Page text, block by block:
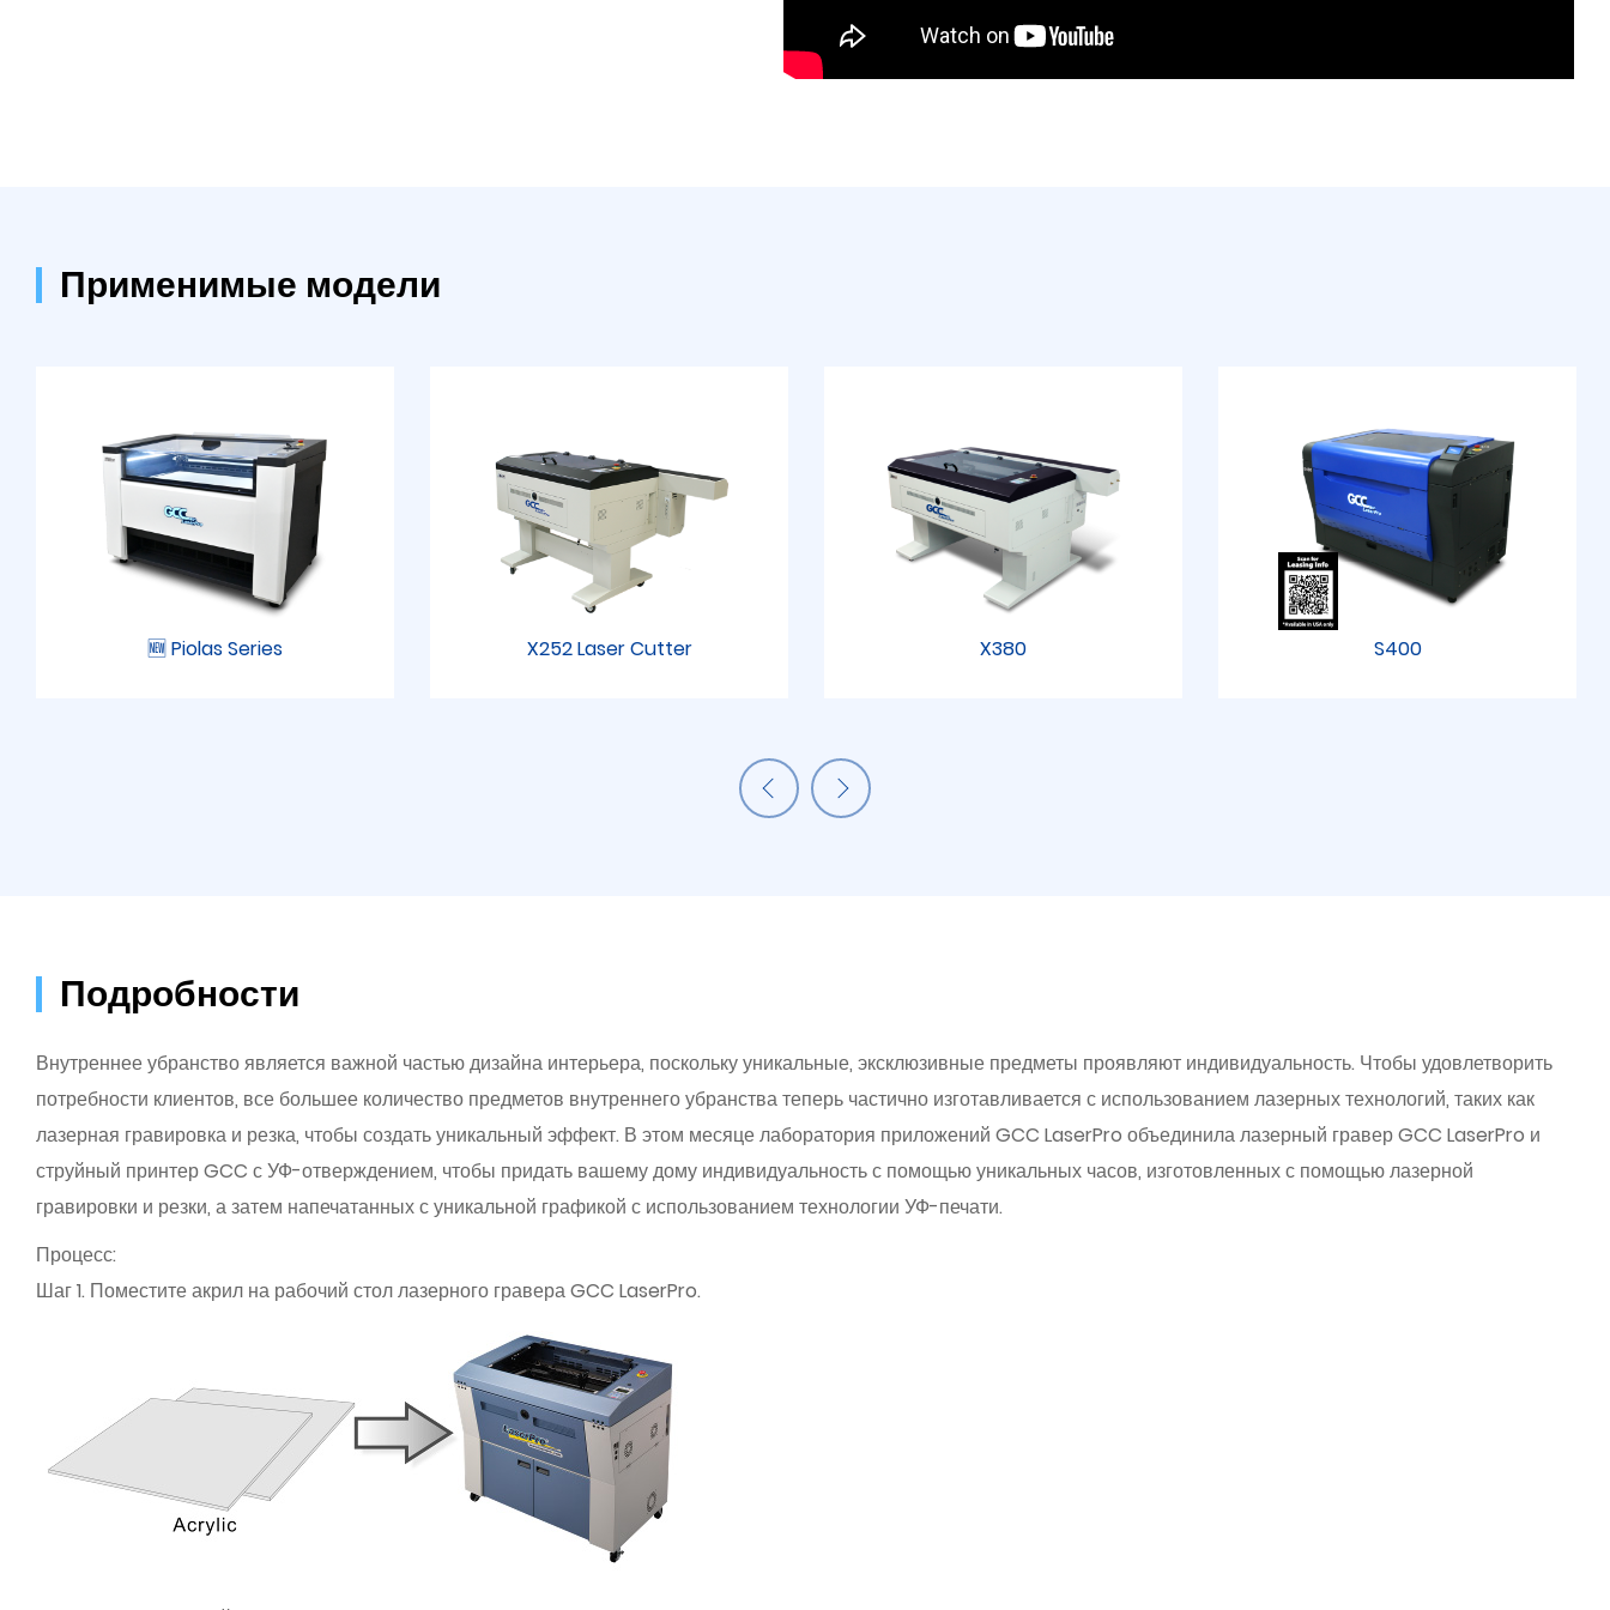
Применимые модели
🆕 Piolas Series X252 Laser Cutter X380 S400
Подробности
Внутреннее убранство является важной частью дизайна интерьера, поскольку уникальные, эксклюзивные предметы проявляют индивидуальность. Чтобы удовлетворить
потребности клиентов, все большее количество предметов внутреннего убранства теперь частично изготавливается с использованием лазерных технологий, таких как
лазерная гравировка и резка, чтобы создать уникальный эффект. В этом месяце лаборатория приложений GCC LaserPro объединила лазерный гравер GCC LaserPro и
струйный принтер GCC с УФ-отверждением, чтобы придать вашему дому индивидуальность с помощью уникальных часов, изготовленных с помощью лазерной
гравировки и резки, а затем напечатанных с уникальной графикой с использованием технологии УФ-печати.
Процесс:
Шаг 1. Поместите акрил на рабочий стол лазерного гравера GCC LaserPro.